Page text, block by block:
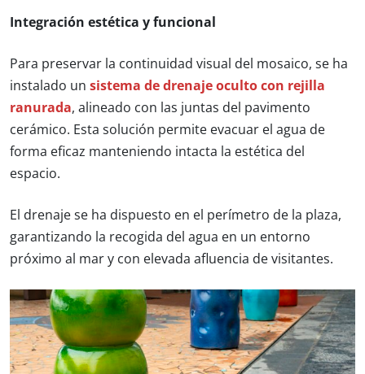
Integración estética y funcional
Para preservar la continuidad visual del mosaico, se ha
instalado un sistema de drenaje oculto con rejilla
ranurada, alineado con las juntas del pavimento
cerámico. Esta solución permite evacuar el agua de
forma eficaz manteniendo intacta la estética del
espacio.
El drenaje se ha dispuesto en el perímetro de la plaza,
garantizando la recogida del agua en un entorno
próximo al mar y con elevada afluencia de visitantes.